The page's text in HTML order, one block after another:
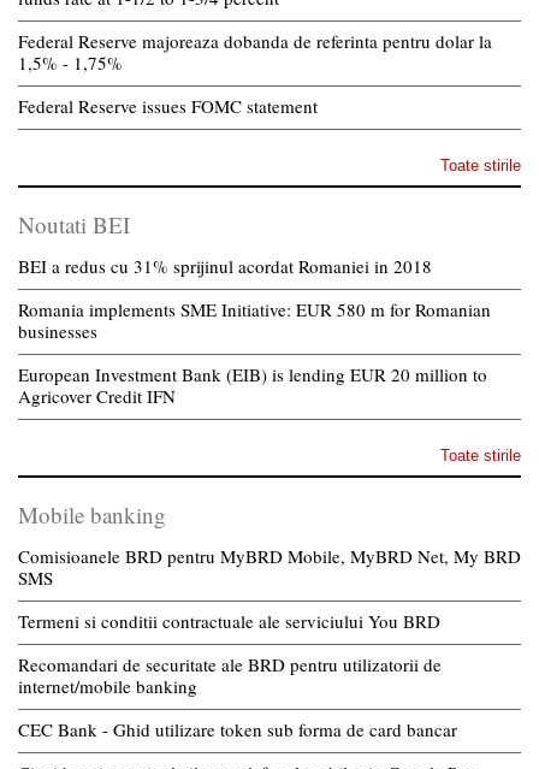
Federal Reserve majoreaza dobanda de referinta pentru dolar la
1,5% - 1,75%
Federal Reserve issues FOMC statement
Toate stirile
Noutati BEI
BEI a redus cu 31% sprijinul acordat Romaniei in 2018
Romania implements SME Initiative: EUR 580 m for Romanian
businesses
European Investment Bank (EIB) is lending EUR 20 million to
Agricover Credit IFN
Toate stirile
Mobile banking
Comisioanele BRD pentru MyBRD Mobile, MyBRD Net, My BRD
SMS
Termeni si conditii contractuale ale serviciului You BRD
Recomandari de securitate ale BRD pentru utilizatorii de
internet/mobile banking
CEC Bank - Ghid utilizare token sub forma de card bancar